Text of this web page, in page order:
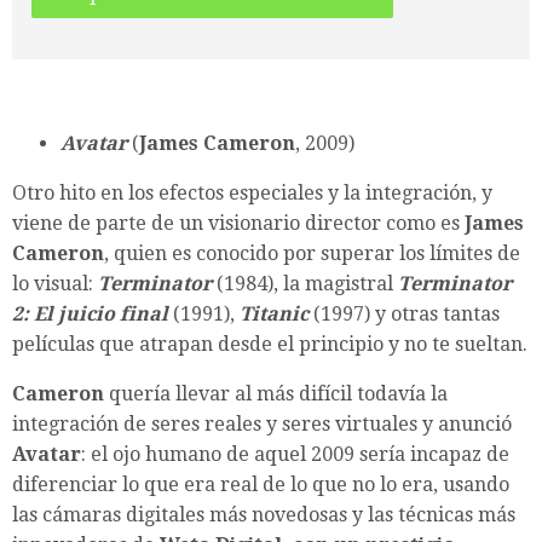
Avatar(James Cameron, 2009)
Otro hito en los efectos especiales y la integración, y
viene de parte de un visionario director como es James
Cameron, quien es conocido por superar los límites de
lo visual: Terminator(1984), la magistral Terminator
2: El juicio final(1991), Titanic(1997) y otras tantas
películas que atrapan desde el principio y no te sueltan.
Cameron quería llevar al más difícil todavía la
integración de seres reales y seres virtuales y anunció
Avatar: el ojo humano de aquel 2009 sería incapaz de
diferenciar lo que era real de lo que no lo era, usando
las cámaras digitales más novedosas y las técnicas más